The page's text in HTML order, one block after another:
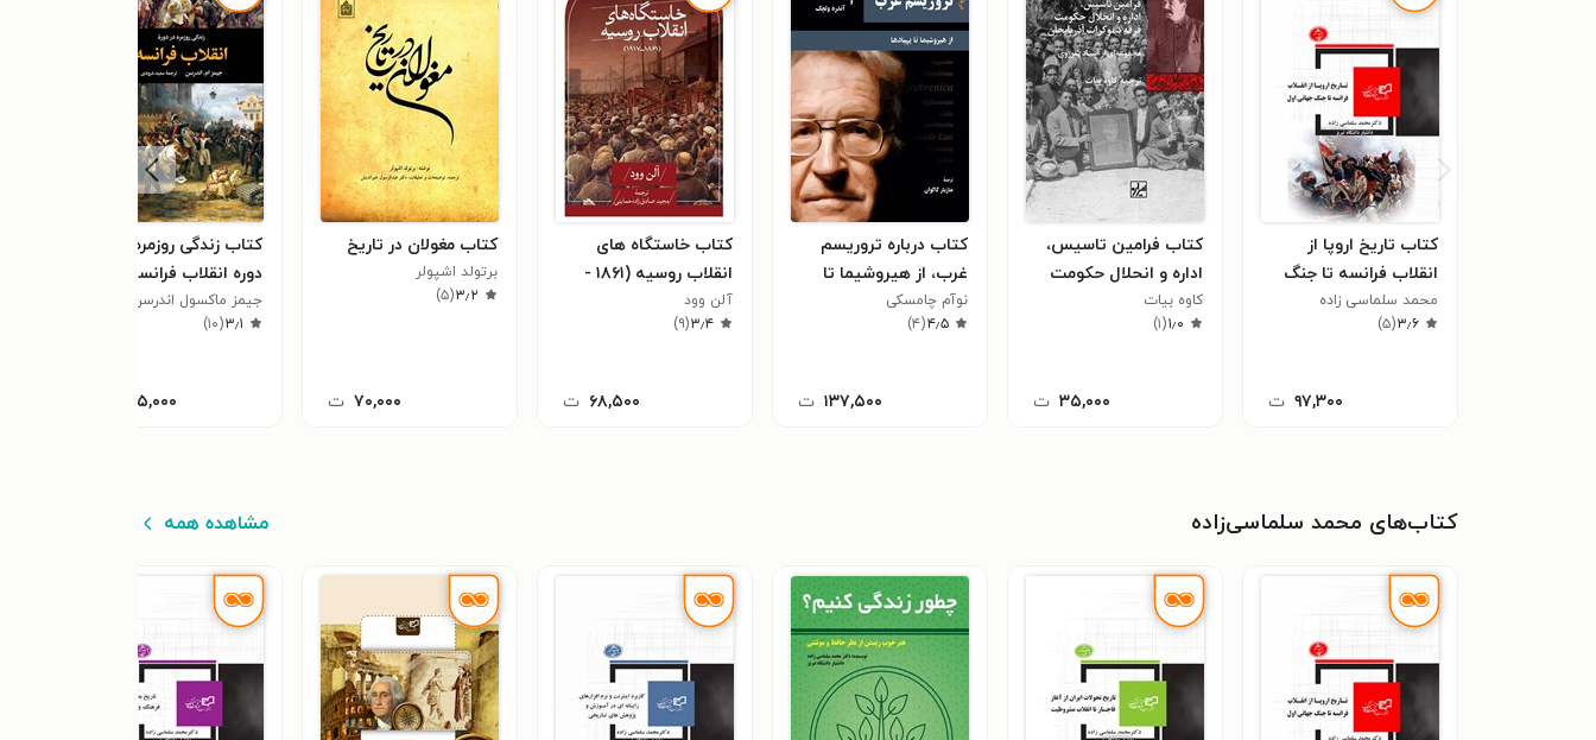
کتاب تاریخ اروپا از
انقلاب فرانسه تا جنگ
جهانی اول
محمد سلماسی زاده
۳٫۶(۵)
۹۷,۳۰۰ ت
کتاب فرامین تاسیس،
اداره و انحلال حکومت
فرقه دموکرات آذربایجان
کاوه بیات
۱٫۰(۱)
۳۵,۰۰۰ ت
کتاب درباره تروریسم
غرب، از هیروشیما تا
پهپادها
نوآم چامسکی
۴٫۵(۴)
۱۳۷,۵۰۰ ت
کتاب خاستگاه های
انقلاب روسیه (۱۸۶۱ -
۱۹۱۷)
آلن وود
۳٫۴(۹)
۶۸,۵۰۰ ت
کتاب مغولان در تاریخ
برتولد اشپولر
۳٫۲(۵)
۷۰,۰۰۰ ت
کتاب زندگی روزمره در
دوره انقلاب فرانسه
جیمز ماکسول اندرسن
۳٫۱(۱۰)
۴۲۵,۰۰۰
کتاب‌های محمد سلماسی‌زاده مشاهده همه